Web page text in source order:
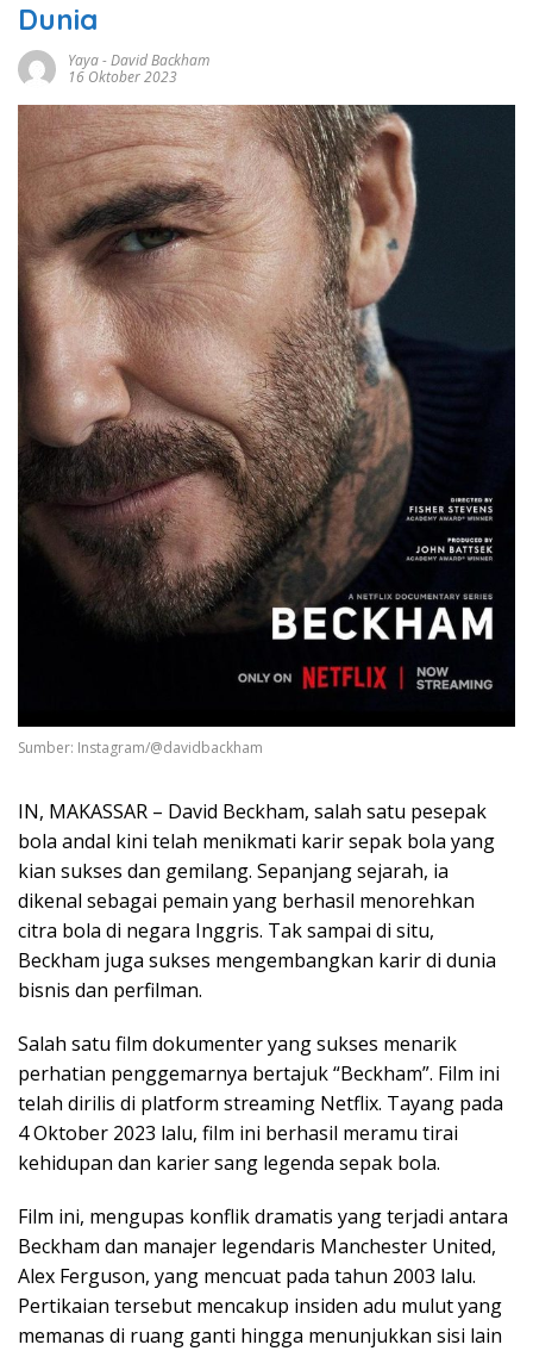
Dunia
Yaya-David Backham
16 Oktober 2023
Sumber: Instagram/@davidbackham
IN, MAKASSAR – David Beckham, salah satu pesepak
bola andal kini telah menikmati karir sepak bola yang
kian sukses dan gemilang. Sepanjang sejarah, ia
dikenal sebagai pemain yang berhasil menorehkan
citra bola di negara Inggris. Tak sampai di situ,
Beckham juga sukses mengembangkan karir di dunia
bisnis dan perfilman.
Salah satu film dokumenter yang sukses menarik
perhatian penggemarnya bertajuk “Beckham”. Film ini
telah dirilis di platform streaming Netflix. Tayang pada
4 Oktober 2023 lalu, film ini berhasil meramu tirai
kehidupan dan karier sang legenda sepak bola.
Film ini, mengupas konflik dramatis yang terjadi antara
Beckham dan manajer legendaris Manchester United,
Alex Ferguson, yang mencuat pada tahun 2003 lalu.
Pertikaian tersebut mencakup insiden adu mulut yang
memanas di ruang ganti hingga menunjukkan sisi lain